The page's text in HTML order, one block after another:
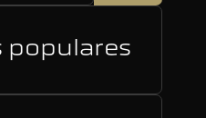
populares